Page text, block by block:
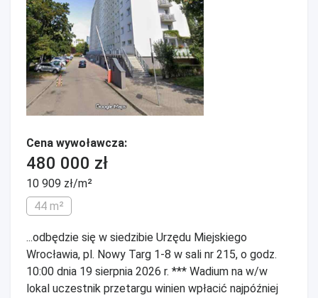
Cena wywoławcza:
480 000 zł
10 909 zł/m²
44 m²
...odbędzie się w siedzibie Urzędu Miejskiego
Wrocławia, pl. Nowy Targ 1-8 w sali nr 215, o godz.
10:00 dnia 19 sierpnia 2026 r. *** Wadium na w/w
lokal uczestnik przetargu winien wpłacić najpóźniej